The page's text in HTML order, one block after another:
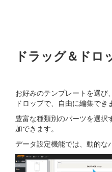
ドラッグ＆ドロ
お好みのテンプレートを選び
ドロップで、自由に編集でき
豊富な種類別のパーツを選択
加できます。
データ設定機能では、動的な